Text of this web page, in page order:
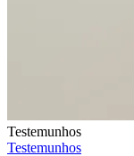
Testemunhos
Testemunhos